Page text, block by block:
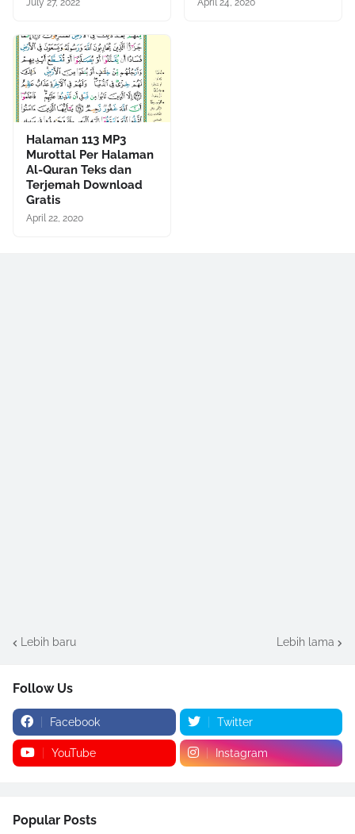
July 27, 2022 April 24, 2020
Halaman 113 MP3
Murottal Per Halaman
Al-Quran Teks dan
Terjemah Download
Gratis
April 22, 2020
Lebih baru Lebih lama
Follow Us
Facebook Twitter
YouTube Instagram
Popular Posts